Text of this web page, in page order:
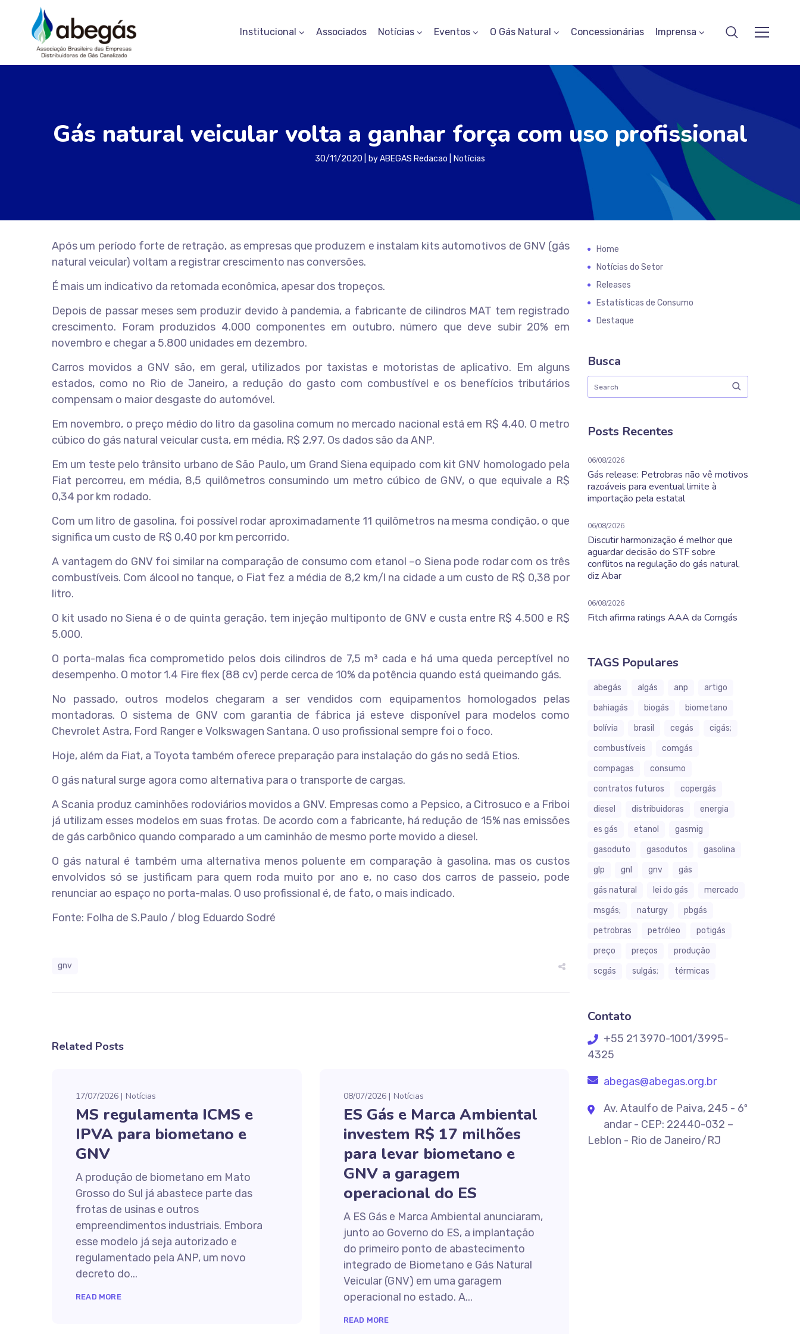
Institucional Associados Notícias Eventos O Gás Natural Concessionárias Imprensa
Gás natural veicular volta a ganhar força com uso profissional
30/11/2020 byABEGAS Redacao Notícias
Após um período forte de retração, as empresas que produzem e instalam kits automotivos de GNV (gás
natural veicular) voltam a registrar crescimento nas conversões.
É mais um indicativo da retomada econômica, apesar dos tropeços.
Depois de passar meses sem produzir devido à pandemia, a fabricante de cilindros MAT tem registrado
crescimento. Foram produzidos 4.000 componentes em outubro, número que deve subir 20% em
novembro e chegar a 5.800 unidades em dezembro.
Carros movidos a GNV são, em geral, utilizados por taxistas e motoristas de aplicativo. Em alguns
estados, como no Rio de Janeiro, a redução do gasto com combustível e os benefícios tributários
compensam o maior desgaste do automóvel.
Em novembro, o preço médio do litro da gasolina comum no mercado nacional está em R$ 4,40. O metro
cúbico do gás natural veicular custa, em média, R$ 2,97. Os dados são da ANP.
Em um teste pelo trânsito urbano de São Paulo, um Grand Siena equipado com kit GNV homologado pela
Fiat percorreu, em média, 8,5 quilômetros consumindo um metro cúbico de GNV, o que equivale a R$
0,34 por km rodado.
Com um litro de gasolina, foi possível rodar aproximadamente 11 quilômetros na mesma condição, o que
significa um custo de R$ 0,40 por km percorrido.
A vantagem do GNV foi similar na comparação de consumo com etanol –o Siena pode rodar com os três
combustíveis. Com álcool no tanque, o Fiat fez a média de 8,2 km/l na cidade a um custo de R$ 0,38 por
litro.
O kit usado no Siena é o de quinta geração, tem injeção multiponto de GNV e custa entre R$ 4.500 e R$
5.000.
O porta-malas fica comprometido pelos dois cilindros de 7,5 m³ cada e há uma queda perceptível no
desempenho. O motor 1.4 Fire flex (88 cv) perde cerca de 10% da potência quando está queimando gás.
No passado, outros modelos chegaram a ser vendidos com equipamentos homologados pelas
montadoras. O sistema de GNV com garantia de fábrica já esteve disponível para modelos como
Chevrolet Astra, Ford Ranger e Volkswagen Santana. O uso profissional sempre foi o foco.
Hoje, além da Fiat, a Toyota também oferece preparação para instalação do gás no sedã Etios.
O gás natural surge agora como alternativa para o transporte de cargas.
A Scania produz caminhões rodoviários movidos a GNV. Empresas como a Pepsico, a Citrosuco e a Friboi
já utilizam esses modelos em suas frotas. De acordo com a fabricante, há redução de 15% nas emissões
de gás carbônico quando comparado a um caminhão de mesmo porte movido a diesel.
O gás natural é também uma alternativa menos poluente em comparação à gasolina, mas os custos
envolvidos só se justificam para quem roda muito por ano e, no caso dos carros de passeio, pode
renunciar ao espaço no porta-malas. O uso profissional é, de fato, o mais indicado.
Fonte: Folha de S.Paulo / blog Eduardo Sodré
gnv
Related Posts
17/07/2026 Notícias
MS regulamenta ICMS e
IPVA para biometano e
GNV
A produção de biometano em Mato
Grosso do Sul já abastece parte das
frotas de usinas e outros
empreendimentos industriais. Embora
esse modelo já seja autorizado e
regulamentado pela ANP, um novo
decreto do...
READ MORE
08/07/2026 Notícias
ES Gás e Marca Ambiental
investem R$ 17 milhões
para levar biometano e
GNV a garagem
operacional do ES
A ES Gás e Marca Ambiental anunciaram,
junto ao Governo do ES, a implantação
do primeiro ponto de abastecimento
integrado de Biometano e Gás Natural
Veicular (GNV) em uma garagem
operacional no estado. A...
READ MORE
Home
Notícias do Setor
Releases
Estatísticas de Consumo
Destaque
Busca
Posts Recentes
06/08/2026
Gás release: Petrobras não vê motivos
razoáveis para eventual limite à
importação pela estatal
06/08/2026
Discutir harmonização é melhor que
aguardar decisão do STF sobre
conflitos na regulação do gás natural,
diz Abar
06/08/2026
Fitch afirma ratings AAA da Comgás
TAGS Populares
abegás algás anp
artigo
bahiagás
biogás
biometano
bolívia
brasil cegás
cigás;
combustíveis
comgás
compagas
consumo
contratos futuros
copergás
diesel
distribuidoras
energia
es gás
etanol
gasmig
gasoduto
gasodutos
gasolina
glp
gnl gnv
gás
gás natural
lei do gás
mercado
msgás;
naturgy
pbgás
petrobras
petróleo
potigás
preço
preços
produção
scgás
sulgás; térmicas
Contato
+55 21 3970-1001/3995-
4325
abegas@abegas.org.br
Av. Ataulfo de Paiva, 245 - 6º
andar - CEP: 22440-032 –
Leblon - Rio de Janeiro/RJ